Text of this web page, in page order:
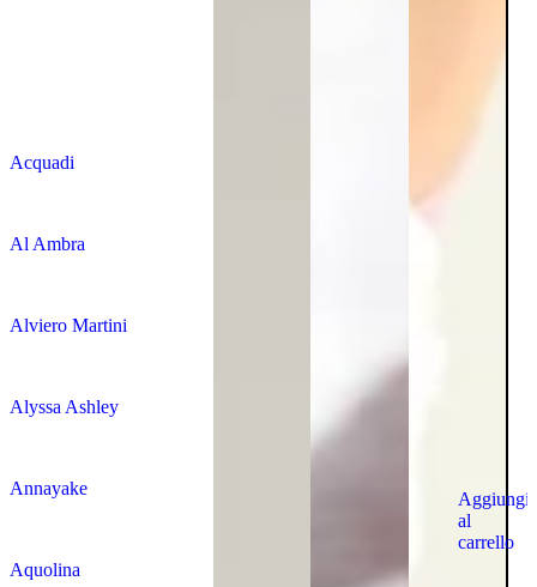
Aggiungi
al
carrello
Acquadi
Al Ambra
Alviero Martini
Alyssa Ashley
Annayake
Aquolina